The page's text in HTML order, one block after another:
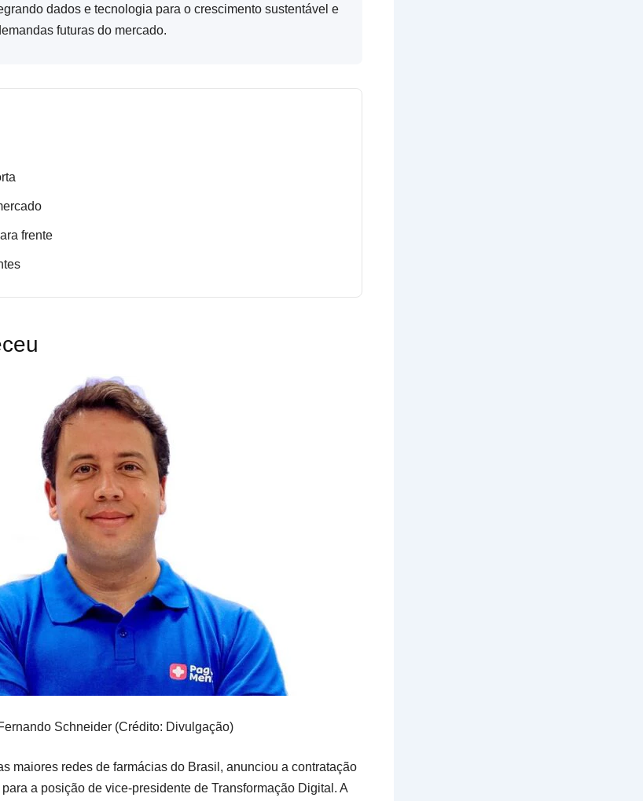
dados e tecnologia para o crescimento sustentável e
futuras do mercado.
frente
Schneider (Crédito: Divulgação)
maiores redes de farmácias do Brasil, anunciou a contratação
a posição de vice-presidente de Transformação Digital. A